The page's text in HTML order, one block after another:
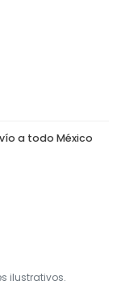
a todo México
ilustrativos.